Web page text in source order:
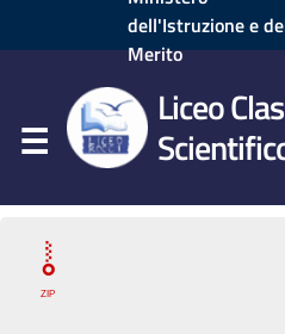
dell'Istruzione e
Merito
Liceo